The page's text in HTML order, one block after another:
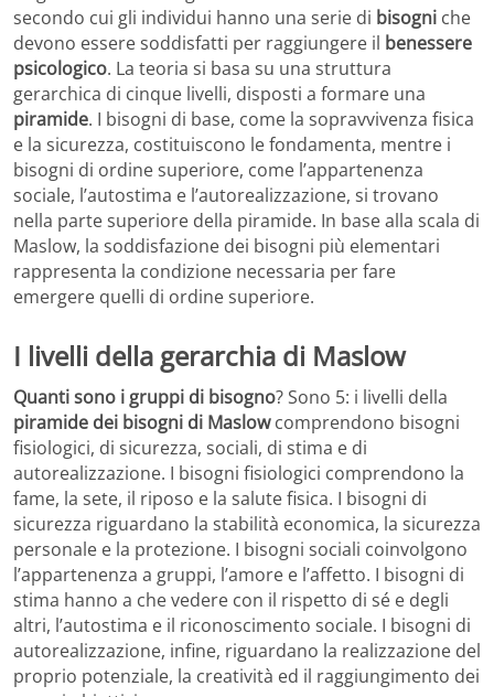
secondo cui gli individui hanno una serie di bisogni che
devono essere soddisfatti per raggiungere il benessere
psicologico. La teoria si basa su una struttura
gerarchica di cinque livelli, disposti a formare una
piramide. I bisogni di base, come la sopravvivenza fisica
e la sicurezza, costituiscono le fondamenta, mentre i
bisogni di ordine superiore, come l’appartenenza
sociale, l’autostima e l’autorealizzazione, si trovano
nella parte superiore della piramide. In base alla scala di
Maslow, la soddisfazione dei bisogni più elementari
rappresenta la condizione necessaria per fare
emergere quelli di ordine superiore.
I livelli della gerarchia di Maslow
Quanti sono i gruppi di bisogno? Sono 5: i livelli della
piramide dei bisogni di Maslowcomprendono bisogni
fisiologici, di sicurezza, sociali, di stima e di
autorealizzazione. I bisogni fisiologici comprendono la
fame, la sete, il riposo e la salute fisica. I bisogni di
sicurezza riguardano la stabilità economica, la sicurezza
personale e la protezione. I bisogni sociali coinvolgono
l’appartenenza a gruppi, l’amore e l’affetto. I bisogni di
stima hanno a che vedere con il rispetto di sé e degli
altri, l’autostima e il riconoscimento sociale. I bisogni di
autorealizzazione, infine, riguardano la realizzazione del
proprio potenziale, la creatività ed il raggiungimento dei